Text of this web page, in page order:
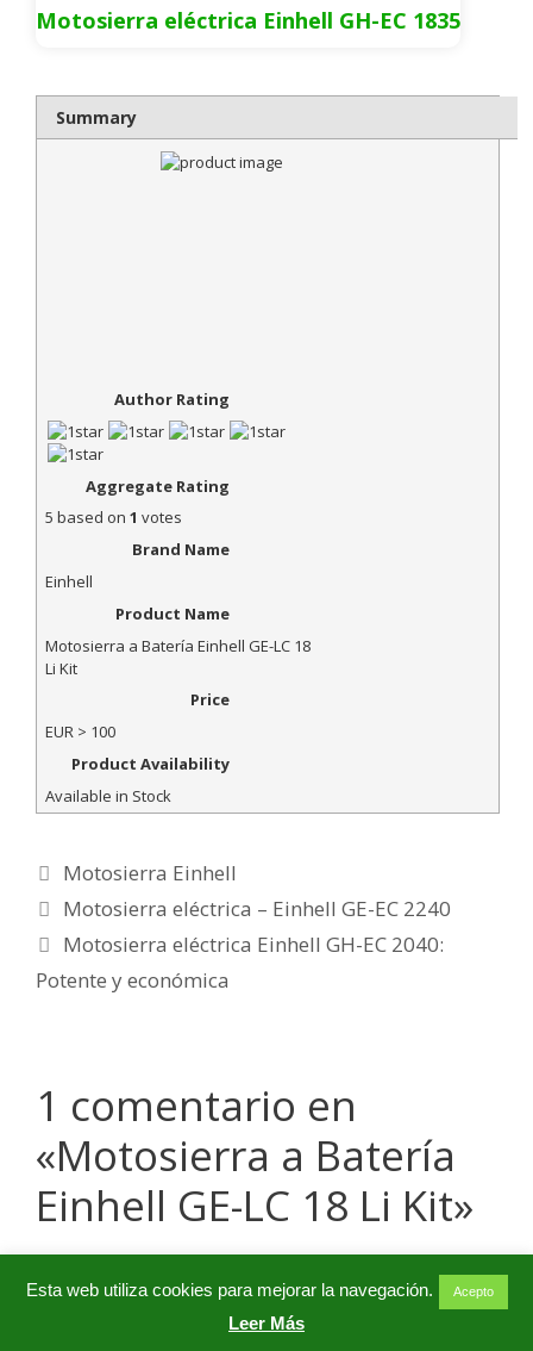
Motosierra eléctrica Einhell GH-EC 1835
Summary
Author Rating
Aggregate Rating
5 based on 1 votes
Brand Name
Einhell
Product Name
Motosierra a Batería Einhell GE-LC 18
Li Kit
Price
EUR> 100
Product Availability
Available in Stock
Categorías
Motosierra Einhell
Motosierra eléctrica – Einhell GE-EC 2240
Motosierra eléctrica Einhell GH-EC 2040:
Potente y económica
1 comentario en
«Motosierra a Batería
Einhell GE-LC 18 Li Kit»
Juan Carlos
17/03/2021 a las 3:45 pm
Esta web utiliza cookies para mejorar la navegación. Acepto
Leer Más